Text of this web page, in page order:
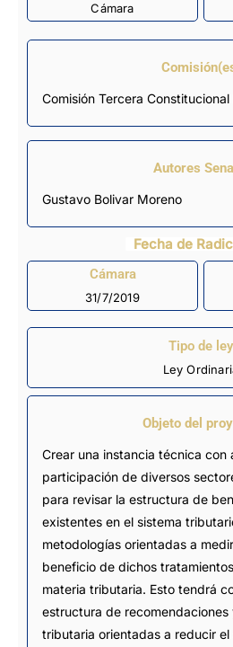
Cámara
Comisión Tercera
Autores
Gustavo Bolivar Moreno
Fecha de
Cámara
31/7/2019
Tipo de ley
Ley
Objeto del
Crear una instancia técnica con
participación de diversos
para revisar la estructura de
existentes en el sistema
metodologías orientadas a
beneficio de dichos
materia tributaria. Esto tendrá
estructura de
tributaria orientadas a reducir